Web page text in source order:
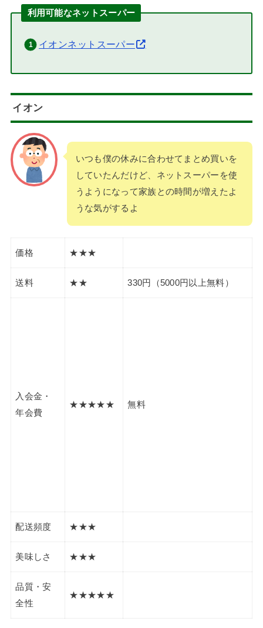
利用可能なネットスーパー
イオンネットスーパー
イオン
いつも僕の休みに合わせてまとめ買いを
していたんだけど、ネットスーパーを使
うようになって家族との時間が増えたよ
うな気がするよ
価格 ★★★
送料 ★★ 330円（5000円以上無料）
入会金・
年会費
★★★★★ 無料
配送頻度 ★★★
美味しさ ★★★
品質・安
全性
★★★★★